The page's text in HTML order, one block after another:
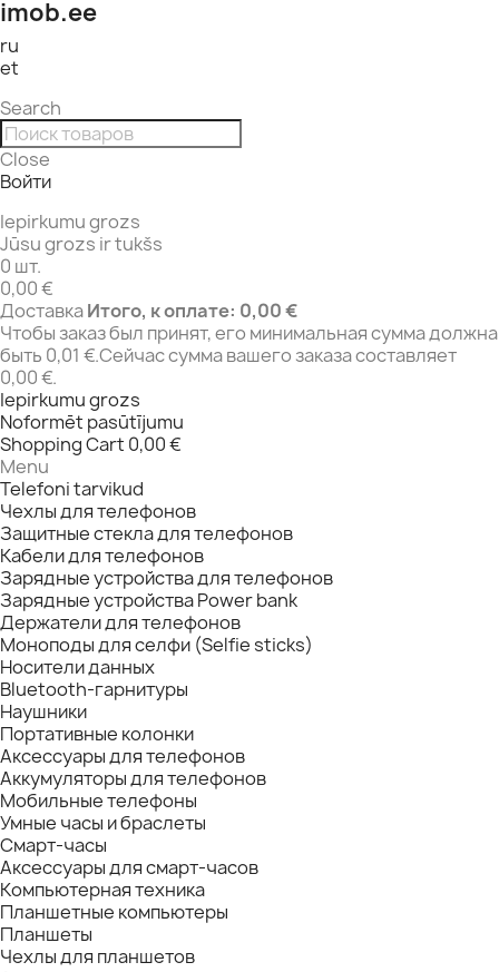
imob.ee
ru
et
Search
Close
Войти
Iepirkumu grozs
Jūsu grozs ir tukšs
0 шт.
0,00 €
ДоставкаИтого, к оплате: 0,00 €
Чтобы заказ был принят, его минимальная сумма должна
быть 0,01 €.Сейчас сумма вашего заказа составляет
0,00 €.
Iepirkumu grozs
Noformēt pasūtījumu
Shopping Cart 0,00 €
Menu
Telefoni tarvikud
Чехлы для телефонов
Защитные стекла для телефонов
Кабели для телефонов
Зарядные устройства для телефонов
Зарядные устройства Power bank
Держатели для телефонов
Моноподы для селфи (Selfie sticks)
Носители данных
Bluetooth-гарнитуры
Наушники
Портативные колонки
Аксессуары для телефонов
Аккумуляторы для телефонов
Мобильные телефоны
Умные часы и браслеты
Смарт-часы
Аксессуары для смарт-часов
Компьютерная техника
Планшетные компьютеры
Планшеты
Чехлы для планшетов